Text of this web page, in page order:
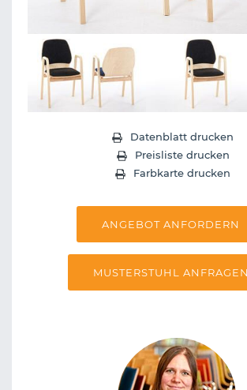
Datenblatt drucken
Preisliste drucken
Farbkarte drucken
ANGEBOT ANFORDERN
MUSTERSTUHL ANFRAGEN